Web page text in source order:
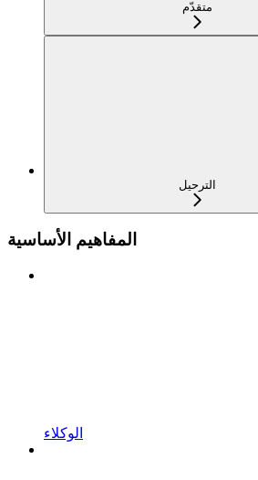
متقدّم
الترحيل
المفاهيم الأساسية
الوكلاء